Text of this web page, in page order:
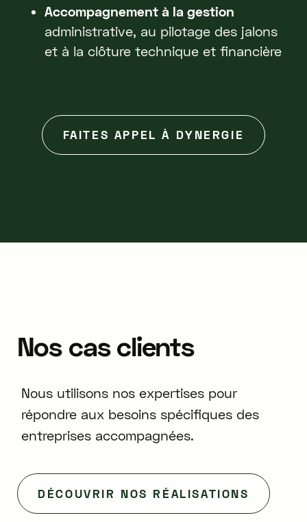
Accompagnement à la gestion
administrative, au pilotage des jalons
et à la clôture technique et financière
FAITES APPEL À DYNERGIE
Nos cas clients
Nous utilisons nos expertises pour
répondre aux besoins spécifiques des
entreprises accompagnées.
DÉCOUVRIR NOS RÉALISATIONS